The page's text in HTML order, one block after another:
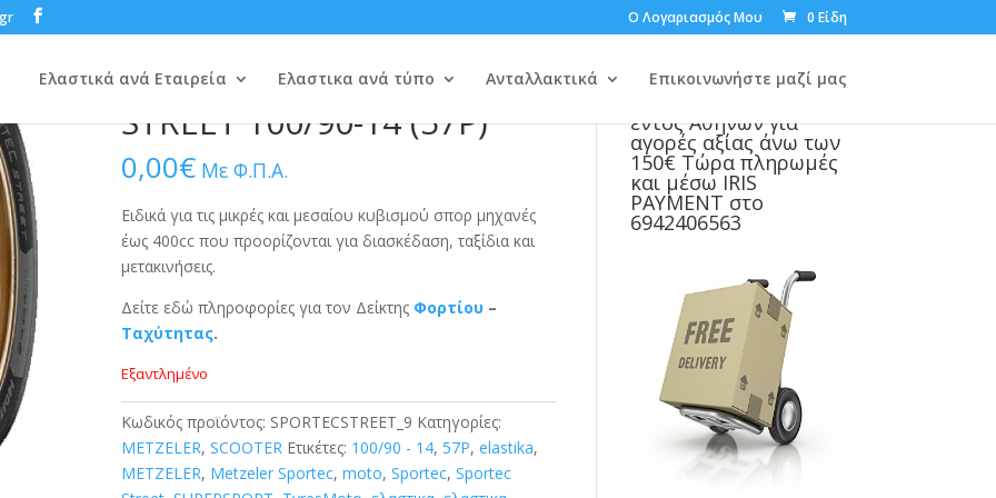
Ο Λογαριασμός Μου 0 Είδη
Ελαστικά ανά Εταιρεία Ελαστικα ανά τύπο Ανταλλακτικά Επικοινωνήστε μαζί μας
METZELER SPORTEC-
STREET 100/90-14 (57P)
0,00€ Με Φ.Π.Α.
Ειδικά για τις μικρές και μεσαίου κυβισμού σπορ μηχανές
έως 400cc που προορίζονται για διασκέδαση, ταξίδια και
μετακινήσεις.
Δείτε εδώ πληροφορίες για τον Δείκτης Φορτίου –
Ταχύτητας.
Εξαντλημένο
Κωδικός προϊόντος: SPORTECSTREET_9 Κατηγορίες:
METZELER,SCOOTER Ετικέτες: 100/90 - 14,57P,elastika,
METZELER, Metzeler Sportec,moto,Sportec,Sportec
εντός Αθηνών για
αγορές αξίας άνω των
150€ Τώρα πληρωμές
και μέσω IRIS
PAYMENT στο
6942406563